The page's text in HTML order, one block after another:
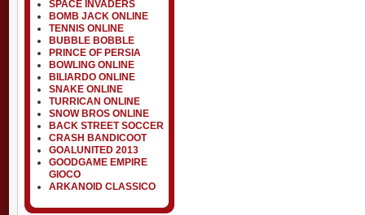
SPACE INVADERS
BOMB JACK ONLINE
TENNIS ONLINE
BUBBLE BOBBLE
PRINCE OF PERSIA
BOWLING ONLINE
BILIARDO ONLINE
SNAKE ONLINE
TURRICAN ONLINE
SNOW BROS ONLINE
BACK STREET SOCCER
CRASH BANDICOOT
GOALUNITED 2013
GOODGAME EMPIRE
GIOCO
ARKANOID CLASSICO